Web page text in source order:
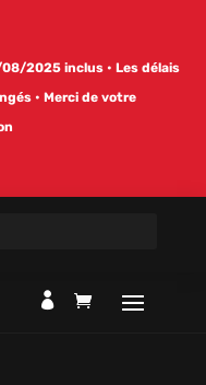
2025 inclus • Les délais
• Merci de votre
